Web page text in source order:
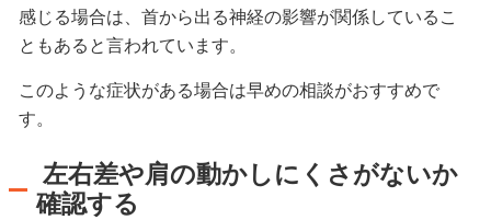
感じる場合は、首から出る神経の影響が関係しているこ
ともあると言われています。
このような症状がある場合は早めの相談がおすすめで
す。
左右差や肩の動かしにくさがないか
確認する